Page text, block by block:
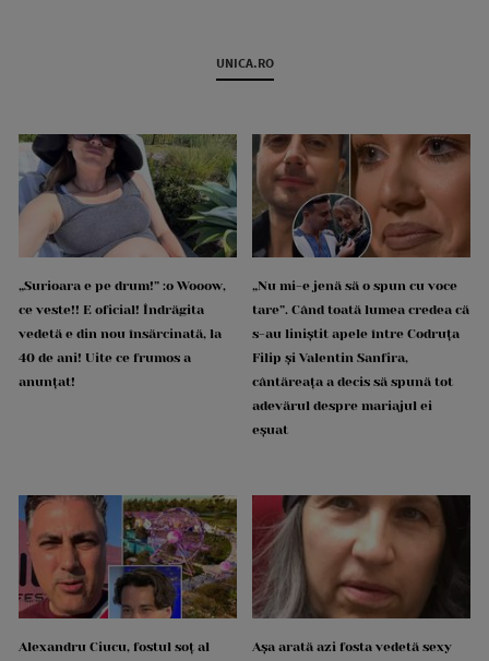
UNICA.RO
„Surioara e pe drum!” :o Wooow,
ce veste!! E oficial! Îndrăgita
vedetă e din nou însărcinată, la
40 de ani! Uite ce frumos a
anunțat!
„Nu mi-e jenă să o spun cu voce
tare”. Când toată lumea credea că
s-au liniștit apele între Codruța
Filip și Valentin Sanfira,
cântăreața a decis să spună tot
adevărul despre mariajul ei
eșuat
Alexandru Ciucu, fostul soț al
Așa arată azi fosta vedetă sexy